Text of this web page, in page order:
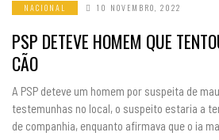
NACIONAL 10 NOVEMBRO, 2022
PSP DETEVE HOMEM QUE
CÃO
A PSP deteve um homem por suspeita de
testemunhas no local, o suspeito estaria a
de companhia, enquanto afirmava que o ia